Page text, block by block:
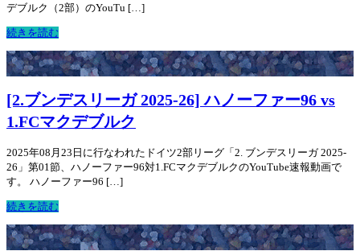
デブルク（2部）のYouTu […]
続きを読む
[2.ブンデスリーガ 2025-26] ハノーファー96 vs
1.FCマクデブルク
2025年08月23日に行なわれたドイツ2部リーグ「2. ブンデスリーガ 2025-
26」第01節、ハノーファー96対1.FCマクデブルクのYouTube速報動画で
す。 ハノーファー96 […]
続きを読む